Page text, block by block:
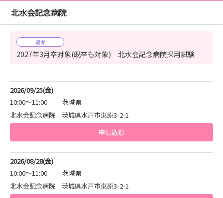
北水会記念病院
選考
2027年3月卒対象(既卒も対象) 北水会記念病院採用試験
2026/09/25(金)
10:00～11:00
茨城県
北水会記念病院 茨城県水戸市東原3-2-1
申し込む
2026/08/28(金)
10:00～11:00
茨城県
北水会記念病院 茨城県水戸市東原3-2-1